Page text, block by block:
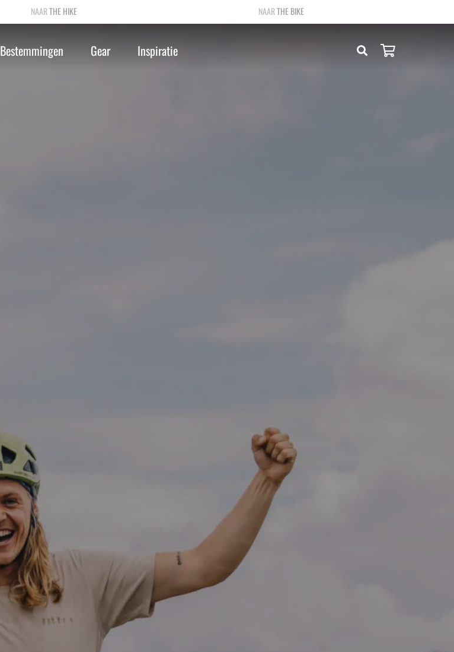
THE HIKE THE BIKE
Bestemmingen Gear Inspiratie